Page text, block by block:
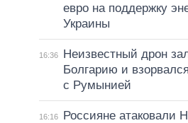
евро на поддержку
Украины
16:36
Неизвестный дрон
Болгарию и
с Румынией
16:16
Россияне атаковали